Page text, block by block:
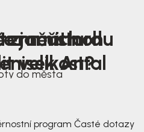
jarních
Antal
změřit nohu
velikost?
mustard
do města
program Časté dotazy